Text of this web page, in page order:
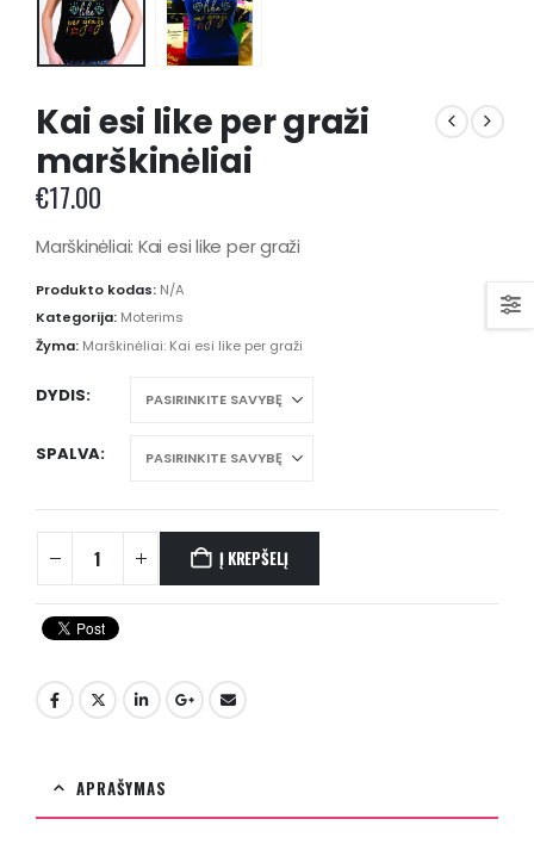
Kai esi like per graži
marškinėliai
€17.00
Marškinėliai: Kai esi like per graži
Produkto kodas: N/A
Kategorija: Moterims
Žyma: Marškinėliai: Kai esi like per graži
DYDIS
SPALVA
Į KREPŠELĮ
APRAŠYMAS